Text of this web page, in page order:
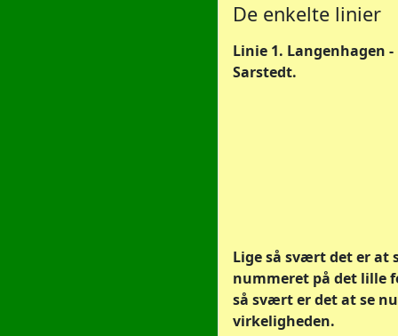
De enkelte linier
Linie 1. Langenhagen
Sarstedt.
Lige så svært det er at
nummeret på det lille
så svært er det at se
virkeligheden.